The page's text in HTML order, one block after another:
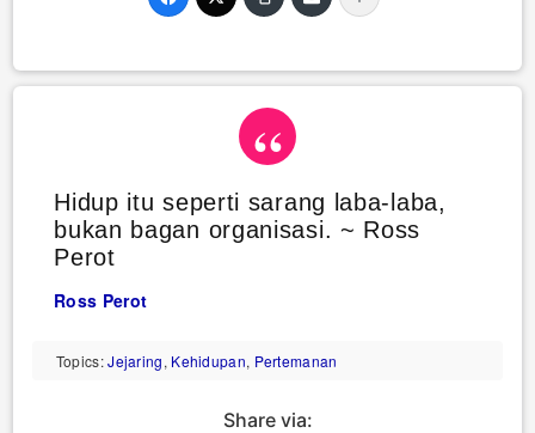
Hidup itu seperti sarang laba-laba,
bukan bagan organisasi. ~ Ross
Perot
Ross Perot
Topics:Jejaring, Kehidupan, Pertemanan
Share via: